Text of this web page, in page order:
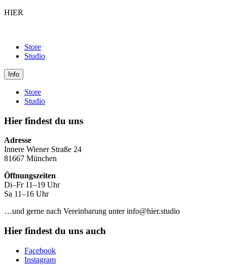
HIER
Store
Studio
Info
Store
Studio
Hier findest du uns
Adresse
Innere Wiener Straße 24
81667 München
Öffnungszeiten
Di–Fr 11–19 Uhr
Sa 11–16 Uhr
…und gerne nach Vereinbarung unter info@hier.studio
Hier findest du uns auch
Facebook
Instagram